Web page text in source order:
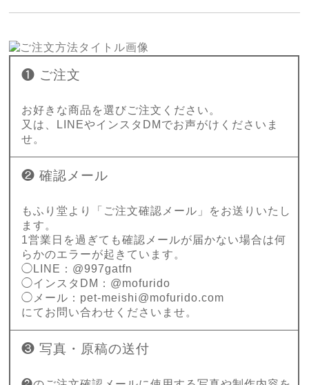
❶ ご注文
お好きな商品を選びご注文ください。
又は、LINEやインスタDMでお声がけくださいま
せ。
❷ 確認メール
もふり堂より「ご注文確認メール」をお送りいたし
ます。
1営業日を過ぎても確認メールが届かない場合は何
らかのエラーが起きています。
◯LINE：@997gatfn
◯インスタDM：@mofurido
◯メール： pet-meishi@mofurido.com
にてお問い合わせくださいませ。
❸ 写真・原稿の送付